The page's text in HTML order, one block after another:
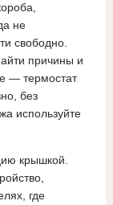
не
свободно.
причины и
— термостат
без
используйте
крышкой.
где